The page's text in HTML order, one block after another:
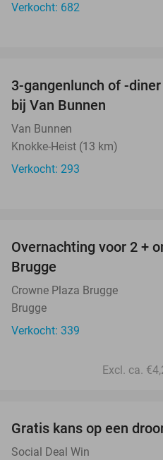
Verkocht: 682
3-gangenlunch of -
bij Van Bunnen
Van Bunnen
Knokke-Heist (13 km)
Verkocht: 293
Overnachting voor 2 +
Brugge
Crowne Plaza Brugge
Brugge
Verkocht: 339
Excl. ca.
Gratis kans op een
Social Deal Win